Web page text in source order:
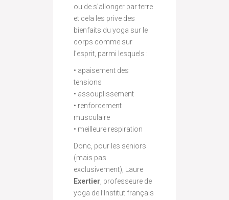
ou de s’allonger par terre
et cela les prive des
bienfaits du yoga sur le
corps comme sur
l’esprit, parmi lesquels :
• apaisement des
tensions
• assouplissement
• renforcement
musculaire
• meilleure respiration
Donc, pour les seniors
(mais pas
exclusivement), Laure
Exertier, professeure de
yoga de l’Institut français